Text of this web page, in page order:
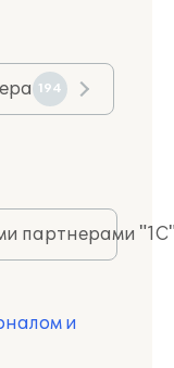
194
партнерами
и